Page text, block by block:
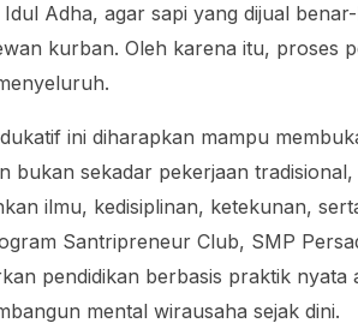
Idul Adha, agar sapi yang dijual
kurban. Oleh karena itu, proses
ini diharapkan mampu
bukan sekadar pekerjaan
ilmu, kedisiplinan, ketekunan,
Santripreneur Club, SMP
pendidikan berbasis praktik nyata
mental wirausaha sejak dini.